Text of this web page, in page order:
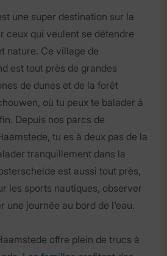
une super destination sur la
ceux qui veulent se détendre
nature. Ce village de
est tout près de grandes
de dunes et de la forêt
où tu peux te balader à
Depuis nos parcs de
tu es à deux pas de la
tranquillement dans la
est aussi tout près,
les sports nautiques, observer
une journée au bord de l'eau.
offre plein de trucs à